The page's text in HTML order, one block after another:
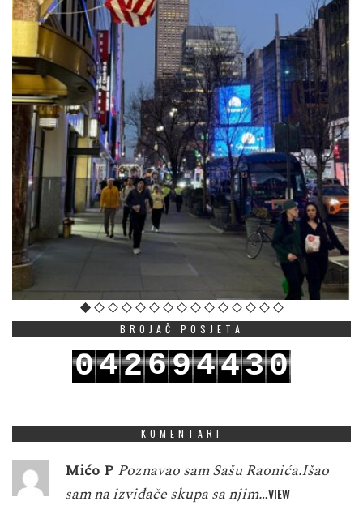
BROJAČ POSJETA
042694430
KOMENTARI
Mićo P Poznavao sam Sašu Raonića.Išao
sam na izviđače skupa sa njim…VIEW